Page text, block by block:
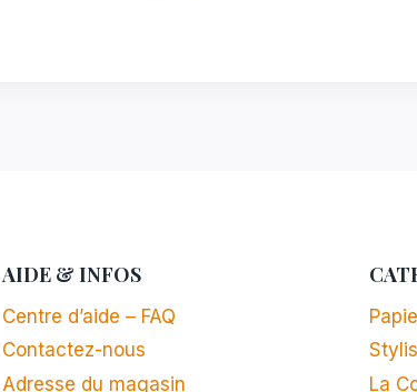
AIDE & INFOS
Centre d’aide – FAQ
Contactez-nous
Adresse du magasin
La